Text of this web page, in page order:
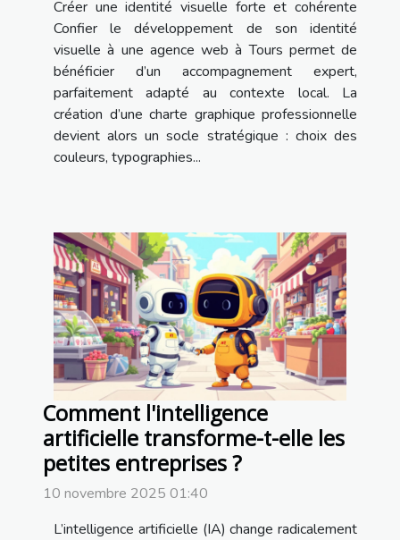
Créer une identité visuelle forte et cohérente
Confier le développement de son identité
visuelle à une agence web à Tours permet de
bénéficier d’un accompagnement expert,
parfaitement adapté au contexte local. La
création d’une charte graphique professionnelle
devient alors un socle stratégique : choix des
couleurs, typographies...
Comment l'intelligence
artificielle transforme-t-elle les
petites entreprises ?
10 novembre 2025 01:40
L’intelligence artificielle (IA) change radicalement